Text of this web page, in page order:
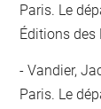
Paris. Le
Éditions des
Vandier,
Paris. Le